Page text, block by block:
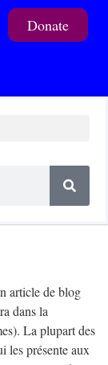
Donate
article de blog
dans la
La plupart des
les présente aux